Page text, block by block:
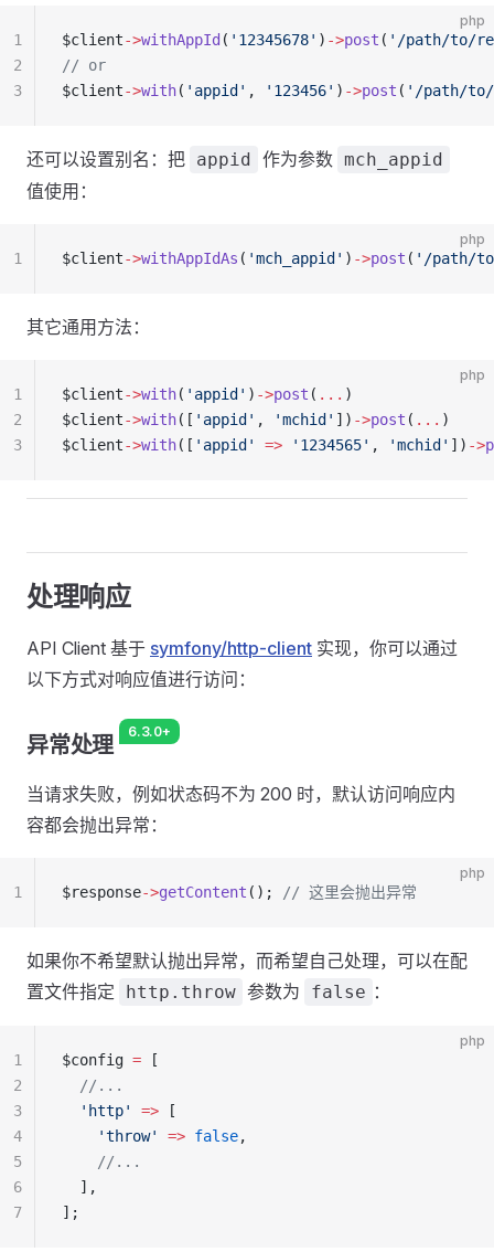
php
$client->withAppId ( '12345678' ) ->post ( '/path/to/
// or
$client->with( 'appid' , '123456' ) ->post ( '/path/to/
1
2
3
还可以设置别名：把 appid 作为参数 mch_appid
值使用：
php
$client->withAppIdAs ( 'mch_appid' ) ->post ( '/path/
1
其它通用方法：
php
$client->with( 'appid' ) ->post ( ... )
$client->with([ 'appid' , 'mchid' ]) ->post ( ... )
$client->with([ 'appid' => '1234565' , 'mchid' ]) ->
1
2
3
处理响应
API Client 基于 symfony/http-client 实现，你可以通过
以下方式对响应值进行访问：
异常处理
6.3.0+
当请求失败，例如状态码不为 200 时，默认访问响应内
容都会抛出异常：
php
$response->getContent (); // 这里会抛出异常
1
如果你不希望默认抛出异常，而希望自己处理，可以在配
置文件指定
http.throw 参数为 false ：
php
$config = [
  //...
  'http'
=> [
    'throw'
=> false,
    //...
  ],
];
1
2
3
4
5
6
7